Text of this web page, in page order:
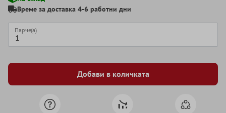
Време за доставка 4-6 работни дни
Парче(а)
Добави в количката